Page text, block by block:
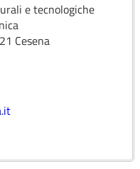
e tecnologiche
Cesena